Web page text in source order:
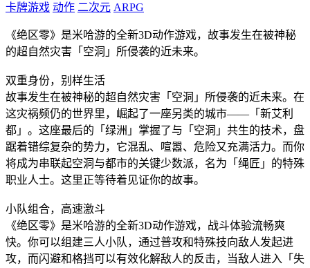
卡牌游戏 动作 二次元 ARPG
《绝区零》是米哈游的全新3D动作游戏，故事发生在被神秘
的超自然灾害「空洞」所侵袭的近未来。
双重身份，别样生活
故事发生在被神秘的超自然灾害「空洞」所侵袭的近未来。在
这灾祸频仍的世界里，崛起了一座另类的城市——「新艾利
都」。这座最后的「绿洲」掌握了与「空洞」共生的技术，盘
踞着错综复杂的势力，它混乱、喧嚣、危险又充满活力。而你
将成为串联起空洞与都市的关键少数派，名为「绳匠」的特殊
职业人士。这里正等待着见证你的故事。
小队组合，高速激斗
《绝区零》是米哈游的全新3D动作游戏，战斗体验流畅爽
快。你可以组建三人小队，通过普攻和特殊技向敌人发起进
攻，而闪避和格挡可以有效化解敌人的反击，当敌人进入「失